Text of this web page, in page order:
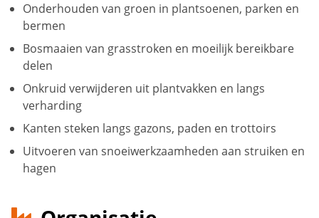
Onderhouden van groen in plantsoenen, parken en
bermen
Bosmaaien van grasstroken en moeilijk bereikbare
delen
Onkruid verwijderen uit plantvakken en langs
verharding
Kanten steken langs gazons, paden en trottoirs
Uitvoeren van snoeiwerkzaamheden aan struiken en
hagen